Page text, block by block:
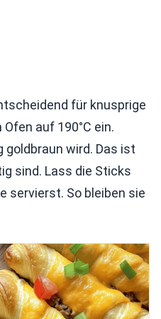
für knusprige
auf 190°C ein.
goldbraun wird. Das ist
sind. Lass die Sticks
servierst. So bleiben sie